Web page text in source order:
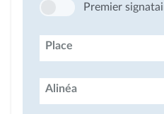
Premier
Place
Alinéa